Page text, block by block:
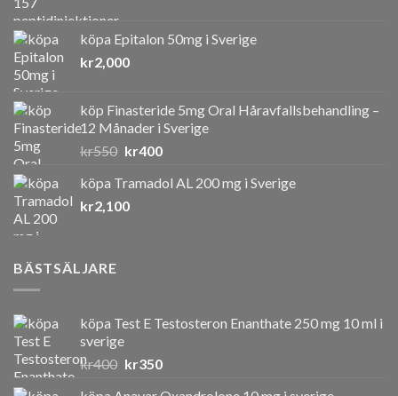
köpa Epitalon 50mg i Sverige
kr2,000
köp Finasteride 5mg Oral Håravfallsbehandling –
12 Månader i Sverige
kr550 Det
priset
var:
kr400Det
priset
köpa Tramadol AL 200 mg i Sverige
kr2,100
BÄSTSÄLJARE
köpa Test E Testosteron Enanthate 250 mg 10 ml i
sverige
kr400 Det
kr350Det